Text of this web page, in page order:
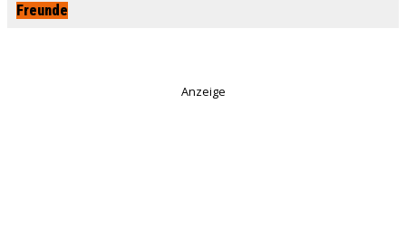
Freunde
Anzeige